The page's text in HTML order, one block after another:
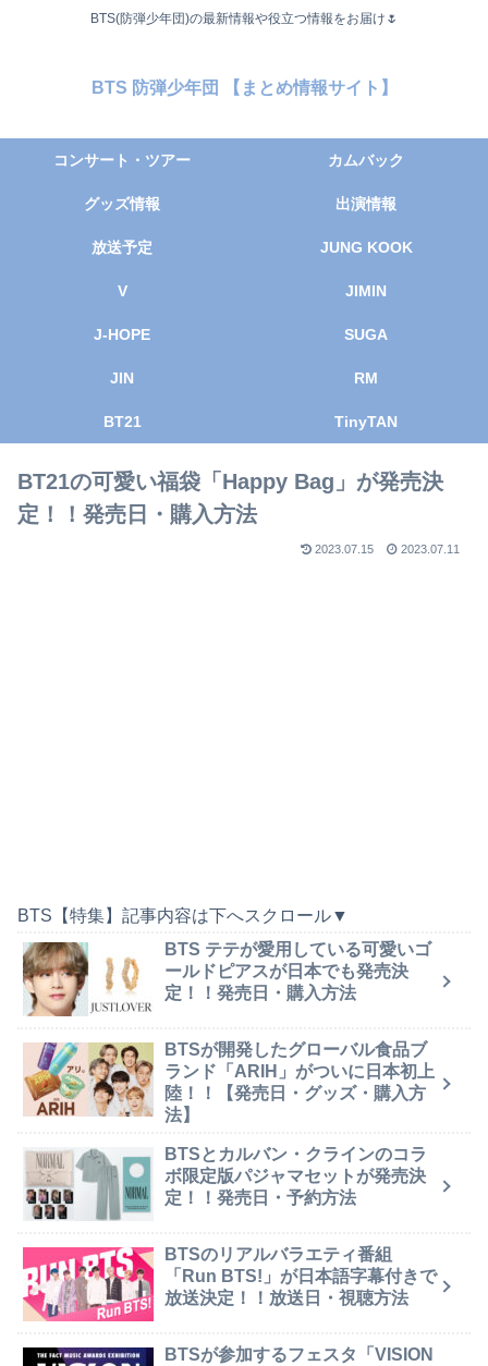
BTS(防弾少年団)の最新情報や役立つ情報をお届け🌷
BTS 防弾少年団 【まとめ情報サイト】
コンサート・ツアー カムバック
グッズ情報 出演情報
放送予定 JUNG KOOK
V JIMIN
J-HOPE SUGA
JIN RM
BT21 TinyTAN
BT21の可愛い福袋「Happy Bag」が発売決
定！！発売日・購入方法
2023.07.15 2023.07.11
BTS【特集】記事内容は下へスクロール▼
BTS テテが愛用している可愛いゴ
ールドピアスが日本でも発売決
定！！発売日・購入方法
BTSが開発したグローバル食品ブ
ランド「ARIH」がついに日本初上
陸！！【発売日・グッズ・購入方
法】
BTSとカルバン・クラインのコラ
ボ限定版パジャマセットが発売決
定！！発売日・予約方法
BTSのリアルバラエティ番組
「Run BTS!」が日本語字幕付きで
放送決定！！放送日・視聴方法
BTSが参加するフェスタ「VISION